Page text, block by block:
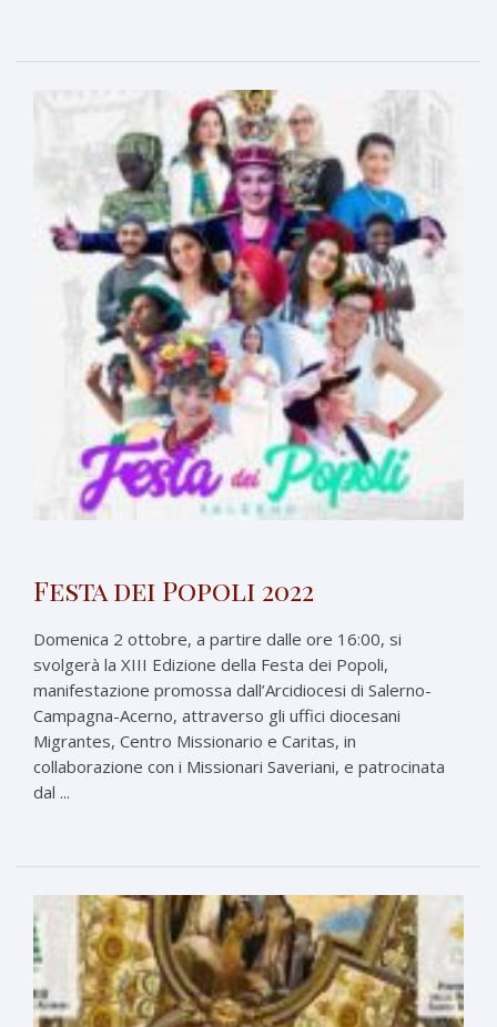
Festa dei Popoli 2022
Domenica 2 ottobre, a partire dalle ore 16:00, si
svolgerà la XIII Edizione della Festa dei Popoli,
manifestazione promossa dall’Arcidiocesi di Salerno-
Campagna-Acerno, attraverso gli uffici diocesani
Migrantes, Centro Missionario e Caritas, in
collaborazione con i Missionari Saveriani, e patrocinata
dal ...